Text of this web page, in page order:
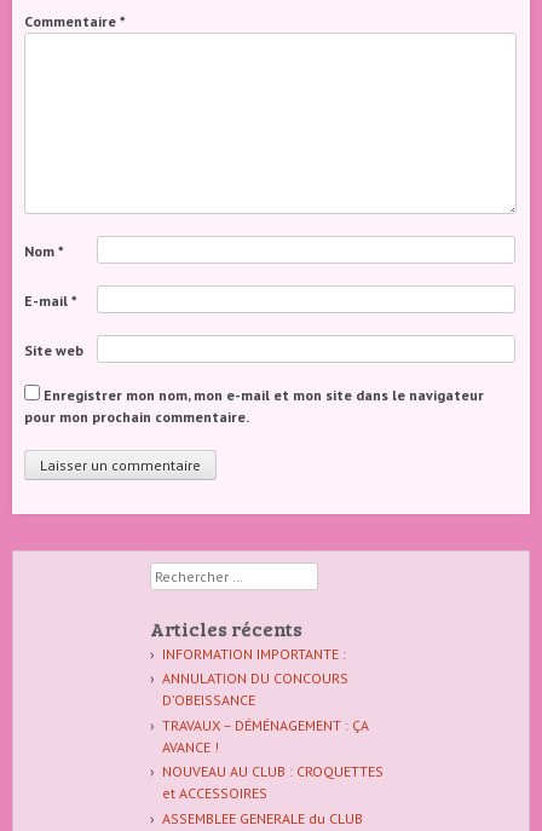
Commentaire *
Nom *
E-mail *
Site web
Enregistrer mon nom, mon e-mail et mon site dans le navigateur
pour mon prochain commentaire.
Rechercher
Articles récents
INFORMATION IMPORTANTE :
ANNULATION DU CONCOURS
D’OBEISSANCE
TRAVAUX – DÉMÉNAGEMENT : ÇA
AVANCE !
NOUVEAU AU CLUB : CROQUETTES
et ACCESSOIRES
ASSEMBLEE GENERALE du CLUB